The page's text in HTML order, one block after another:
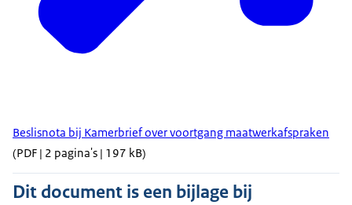
Beslisnota bij Kamerbrief over voortgang maatwerkafspraken
(PDF | 2 pagina's | 197 kB)
Dit document is een bijlage bij